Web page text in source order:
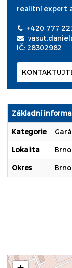
realitní expert
+420 777
IČ: 28302982
Základní
Kategorie
Lokalita
Okres